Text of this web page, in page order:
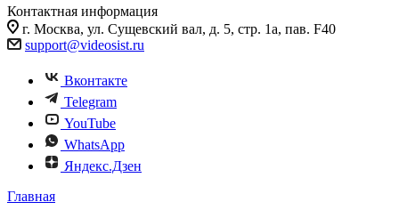
Контактная информация
г. Москва, ул. Сущевский вал, д. 5, стр. 1а, пав. F40
support@videosist.ru
Вконтакте
Telegram
YouTube
WhatsApp
Яндекс.Дзен
Главная